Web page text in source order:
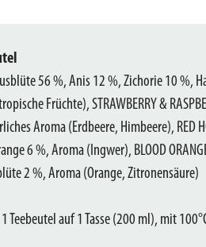
56 %, Anis 12 %, Zichorie 10 %,
Früchte), STRAWBERRY &
Aroma (Erdbeere, Himbeere), RED
6 %, Aroma (Ingwer), BLOOD
2 %, Aroma (Orange, Zitronensäure)
Teebeutel auf 1 Tasse (200 ml), mit